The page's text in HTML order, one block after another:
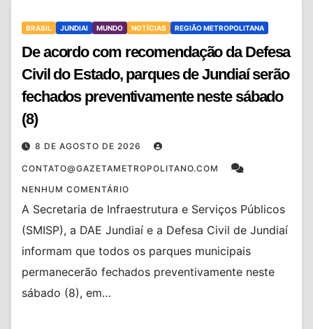
BRASIL JUNDIAI MUNDO NOTÍCIAS REGIÃO METROPOLITANA
De acordo com recomendação da Defesa
Civil do Estado, parques de Jundiaí serão
fechados preventivamente neste sábado
(8)
8 DE AGOSTO DE 2026
CONTATO@GAZETAMETROPOLITANO.COM
NENHUM COMENTÁRIO
A Secretaria de Infraestrutura e Serviços Públicos
(SMISP), a DAE Jundiaí e a Defesa Civil de Jundiaí
informam que todos os parques municipais
permanecerão fechados preventivamente neste
sábado (8), em…